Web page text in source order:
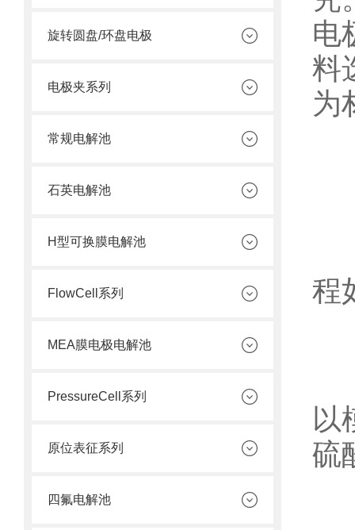
旋转圆盘/环盘电极
电极夹系列
常规电解池
石英电解池
H型可换膜电解池
FlowCell系列
MEA膜电极电解池
PressureCell系列
原位表征系列
四氟电解池
电
料
为
程
以
硫